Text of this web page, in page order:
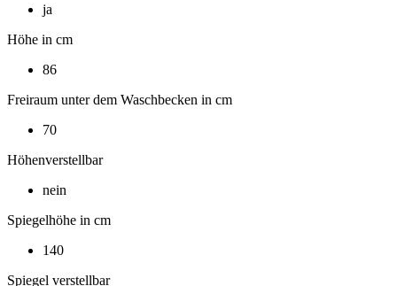
ja
Höhe in cm
86
Freiraum unter dem Waschbecken in cm
70
Höhenverstellbar
nein
Spiegelhöhe in cm
140
Spiegel verstellbar